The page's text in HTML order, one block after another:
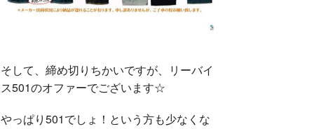
そして、締め切りちかいですが、リーバイ
ス501のオファーでございます☆
やっぱり501でしょ！という方も少なくな